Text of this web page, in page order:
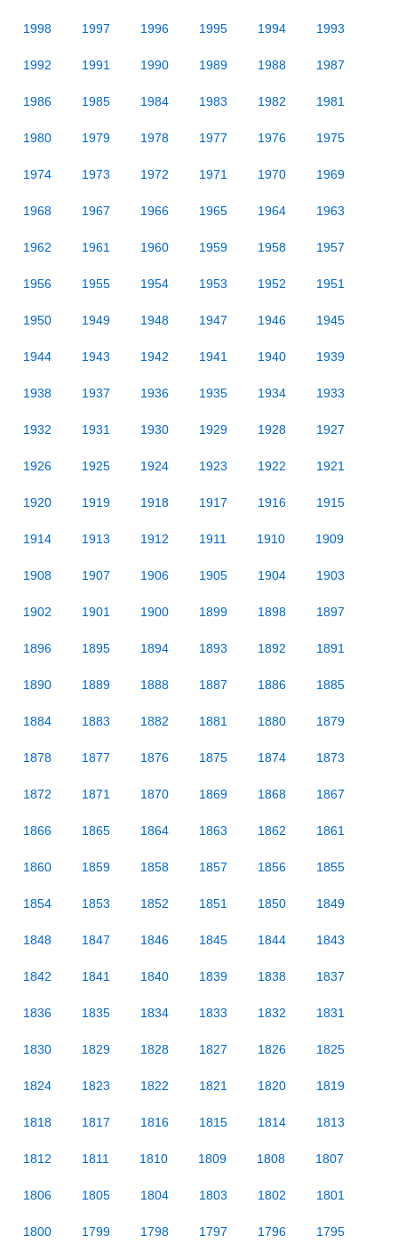
1998 1997 1996 1995 1994 1993
1992 1991 1990 1989 1988 1987
1986 1985 1984 1983 1982 1981
1980 1979 1978 1977 1976 1975
1974 1973 1972 1971 1970 1969
1968 1967 1966 1965 1964 1963
1962 1961 1960 1959 1958 1957
1956 1955 1954 1953 1952 1951
1950 1949 1948 1947 1946 1945
1944 1943 1942 1941 1940 1939
1938 1937 1936 1935 1934 1933
1932 1931 1930 1929 1928 1927
1926 1925 1924 1923 1922 1921
1920 1919 1918 1917 1916 1915
1914 1913 1912 1911 1910 1909
1908 1907 1906 1905 1904 1903
1902 1901 1900 1899 1898 1897
1896 1895 1894 1893 1892 1891
1890 1889 1888 1887 1886 1885
1884 1883 1882 1881 1880 1879
1878 1877 1876 1875 1874 1873
1872 1871 1870 1869 1868 1867
1866 1865 1864 1863 1862 1861
1860 1859 1858 1857 1856 1855
1854 1853 1852 1851 1850 1849
1848 1847 1846 1845 1844 1843
1842 1841 1840 1839 1838 1837
1836 1835 1834 1833 1832 1831
1830 1829 1828 1827 1826 1825
1824 1823 1822 1821 1820 1819
1818 1817 1816 1815 1814 1813
1812 1811 1810 1809 1808 1807
1806 1805 1804 1803 1802 1801
1800 1799 1798 1797 1796 1795